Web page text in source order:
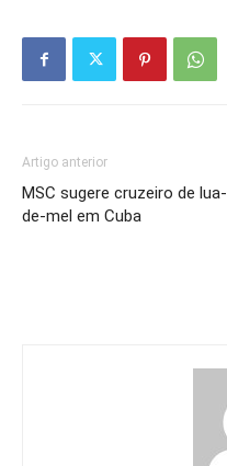
Artigo anterior
MSC sugere cruzeiro de lua-
de-mel em Cuba